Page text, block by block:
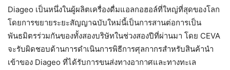
Diageo เป็นหนึ่งในผู้ผลิตเครื่องดื่มแอลกอฮอล์ที่ใหญ่ที่สุดของโลก
โดยการขยายระยะสัญญาฉบับใหม่นี้เป็นการสานต่อการเป็น
พันธมิตรร่วมกันของทั้งสองบริษัทในช่วงสองปีที่ผ่านมา โดย CEVA
จะรับผิดชอบด้านการดำเนินการพิธีการศุลกากรสำหรับสินค้านำ
เข้าของ Diageo ที่ได้รับการขนส่งทางอากาศและทางทะเล